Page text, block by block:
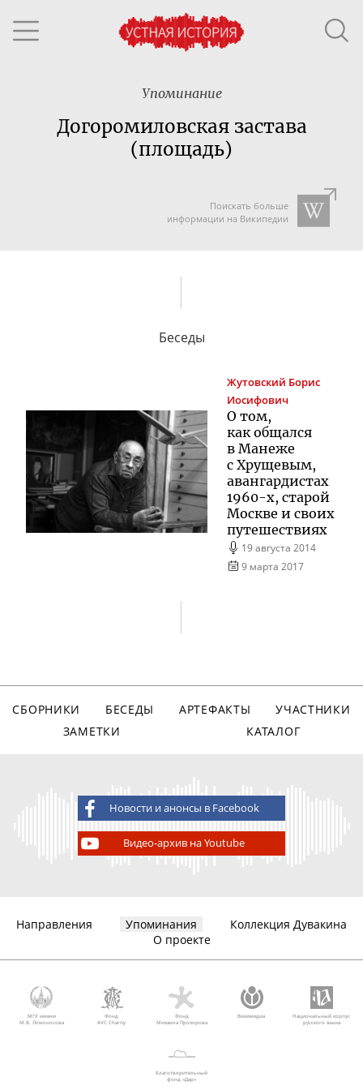
Упоминание
Догоромиловская застава
(площадь)
Поискать больше
информации на Википедии
Беседы
Жутовский Борис
Иосифович
О том,
как общался
в Манеже
с Хрущевым,
авангардистах
1960-х, старой
Москве и своих
путешествиях
19 августа 2014
9 марта 2017
СБОРНИКИ БЕСЕДЫ АРТЕФАКТЫ
УЧАСТНИКИ
ЗАМЕТКИ
КАТАЛОГ
Новости и анонсы в Facebook
Видео-архив на Youtube
Направления Упоминания
Коллекция Дувакина
О проекте
МГУ имени
М.В. Ломоносова
Фонд
AVC Charity
Фонд
Михаила Прохорова
Викимедиа
Национальный корпус
русского языка
Благотворительный
фонд «Дар»